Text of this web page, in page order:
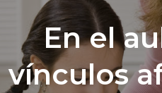
En el
vínculos